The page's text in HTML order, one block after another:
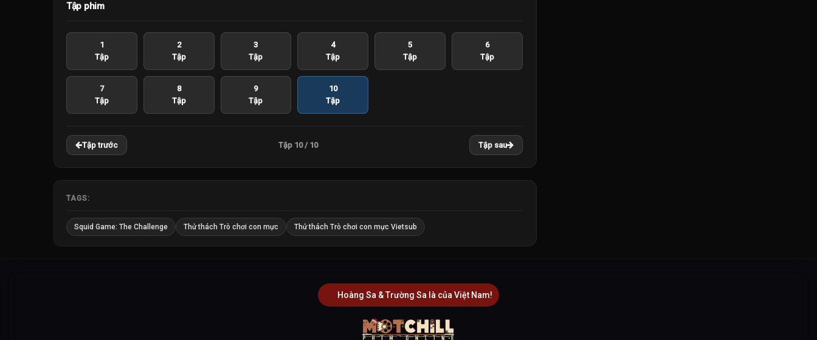
Tập phim
1
Tập
2
Tập
3
Tập
4
Tập
5
Tập
6
Tập
7
Tập
8
Tập
9
Tập
10
Tập
Tập trước Tập 10 / 10 Tập sau
TAGS:
Squid Game: The Challenge Thử thách Trò chơi con mực Thử thách Trò chơi con mực Vietsub
Hoàng Sa & Trường Sa là của Việt Nam!